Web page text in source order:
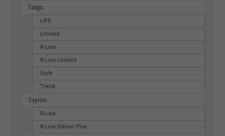
Taigo
LIFE
Limited
R-Line
R-Line Limited
Style
Trend
Tayron
R-Line
R-Line Edition Plus